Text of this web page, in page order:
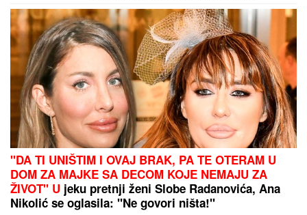
Beogradu: Da li je tragedija mogla
biti sprečena?
"DA TI UNIŠTIM I OVAJ BRAK, PA TE OTERAM U
DOM ZA MAJKE SA DECOM KOJE NEMAJU ZA
ŽIVOT" U jeku pretnji ženi Slobe Radanovića, Ana
Nikolić se oglasila: "Ne govori ništa!"